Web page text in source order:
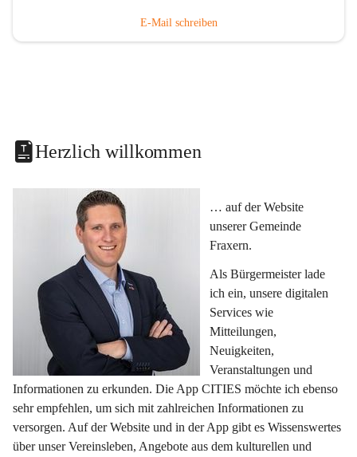
E-Mail schreiben
Herzlich willkommen
… auf der Website
unserer Gemeinde
Fraxern.
Als Bürgermeister lade
ich ein, unsere digitalen
Services wie
Mitteilungen,
Neuigkeiten,
Veranstaltungen und
Informationen zu erkunden. Die App CITIES möchte ich ebenso
sehr empfehlen, um sich mit zahlreichen Informationen zu
versorgen. Auf der Website und in der App gibt es Wissenswertes
über unser Vereinsleben, Angebote aus dem kulturellen und